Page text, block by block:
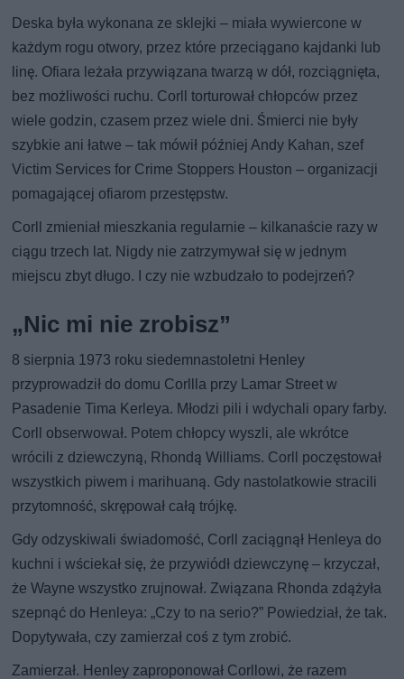
Deska była wykonana ze sklejki – miała wywiercone w
każdym rogu otwory, przez które przeciągano kajdanki lub
linę. Ofiara leżała przywiązana twarzą w dół, rozciągnięta,
bez możliwości ruchu. Corll torturował chłopców przez
wiele godzin, czasem przez wiele dni. Śmierci nie były
szybkie ani łatwe – tak mówił później Andy Kahan, szef
Victim Services for Crime Stoppers Houston – organizacji
pomagającej ofiarom przestępstw.
Corll zmieniał mieszkania regularnie – kilkanaście razy w
ciągu trzech lat. Nigdy nie zatrzymywał się w jednym
miejscu zbyt długo. I czy nie wzbudzało to podejrzeń?
„Nic mi nie zrobisz”
8 sierpnia 1973 roku siedemnastoletni Henley
przyprowadził do domu Corllla przy Lamar Street w
Pasadenie Tima Kerleya. Młodzi pili i wdychali opary farby.
Corll obserwował. Potem chłopcy wyszli, ale wkrótce
wrócili z dziewczyną, Rhondą Williams. Corll poczęstował
wszystkich piwem i marihuaną. Gdy nastolatkowie stracili
przytomność, skrępował całą trójkę.
Gdy odzyskiwali świadomość, Corll zaciągnął Henleya do
kuchni i wściekał się, że przywiódł dziewczynę – krzyczał,
że Wayne wszystko zrujnował. Związana Rhonda zdążyła
szepnąć do Henleya: „Czy to na serio?” Powiedział, że tak.
Dopytywała, czy zamierzał coś z tym zrobić.
Zamierzał. Henley zaproponował Corllowi, że razem